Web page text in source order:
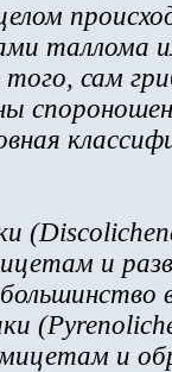
таллома
сам
и
и